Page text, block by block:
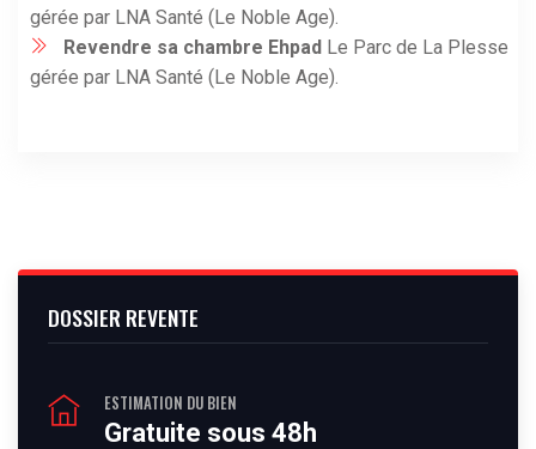
gérée par LNA Santé (Le Noble Age).
Revendre sa chambre Ehpad Le Parc de La Plesse
gérée par LNA Santé (Le Noble Age).
DOSSIER REVENTE
ESTIMATION DU BIEN
Gratuite sous 48h